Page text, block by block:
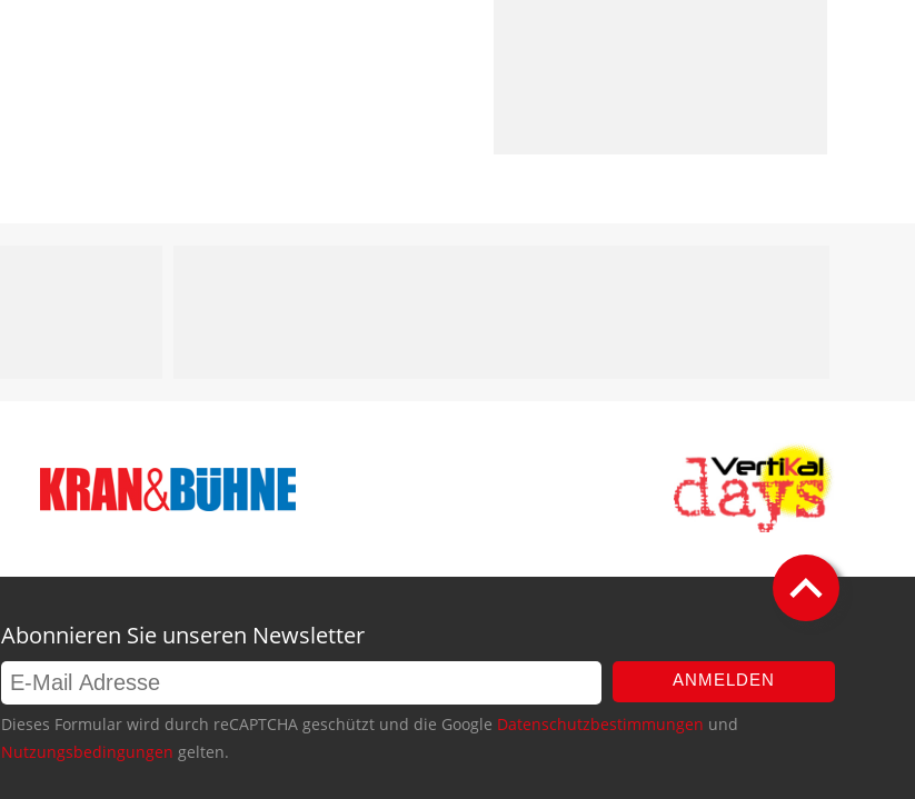
Abonnieren Sie unseren Newsletter
ANMELDEN
Dieses Formular wird durch reCAPTCHA geschützt und die Google Datenschutzbestimmungen und
Nutzungsbedingungen gelten.